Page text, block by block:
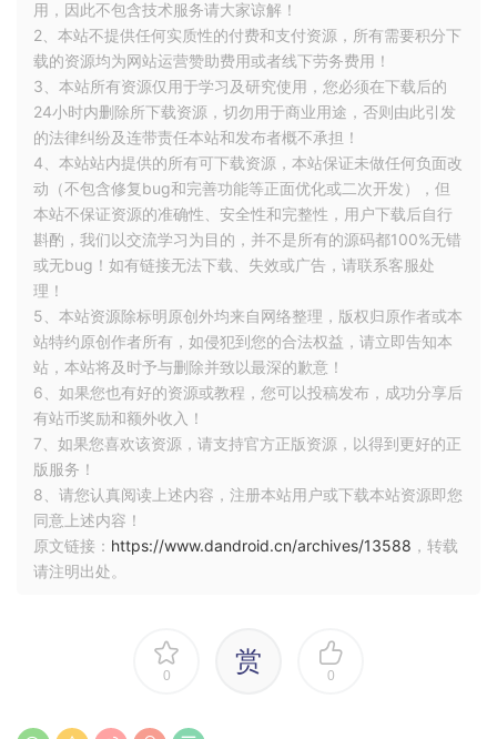
MAD 助力应用出海
近期我们完成了一款 AI 特效类应用在 GooglePlay 的
上架，此应用可将用户自己的头像图片经算法加工成
各种艺术效果。应用一经上架便广受好评，这一切正
是得益于我们在项目中对 MAD 技术的综合运用，我
们在最短时间内完成了全部开发，并打造了出色的用
户体验。
在 MAD 的指导下项目的代码架构也更加合理、更具
用，因此不包含技术服务请大家谅解！
2、本站不提供任何实质性的付费和支付资源，所有需要积分下
载的资源均为网站运营赞助费用或者线下劳务费用！
3、本站所有资源仅用于学习及研究使用，您必须在下载后的
24小时内删除所下载资源，切勿用于商业用途，否则由此引发
的法律纠纷及连带责任本站和发布者概不承担！
4、本站站内提供的所有可下载资源，本站保证未做任何负面改
动（不包含修复bug和完善功能等正面优化或二次开发），但
本站不保证资源的准确性、安全性和完整性，用户下载后自行
斟酌，我们以交流学习为目的，并不是所有的源码都100%无错
或无bug！如有链接无法下载、失效或广告，请联系客服处
理！
5、本站资源除标明原创外均来自网络整理，版权归原作者或本
站特约原创作者所有，如侵犯到您的合法权益，请立即告知本
站，本站将及时予与删除并致以最深的歉意！
6、如果您也有好的资源或教程，您可以投稿发布，成功分享后
有站币奖励和额外收入！
7、如果您喜欢该资源，请支持官方正版资源，以得到更好的正
版服务！
8、请您认真阅读上述内容，注册本站用户或下载本站资源即您
同意上述内容！
原文链接： https://www.dandroid.cn/archives/13588 ，转载
请注明出处。
0 赏 0